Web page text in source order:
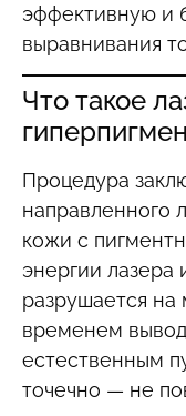
эффективную и
выравнивания
Что такое
Процедура
направленного
кожи с
энергии лазера
разрушается на
временем
естественным
точечно — не